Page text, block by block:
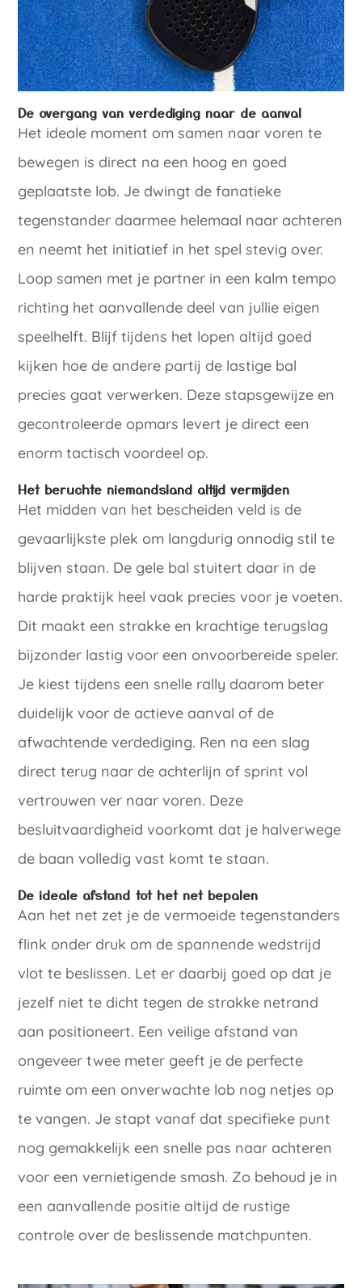
De overgang van verdediging naar de aanval
Het ideale moment om samen naar voren te
bewegen is direct na een hoog en goed
geplaatste lob. Je dwingt de fanatieke
tegenstander daarmee helemaal naar achteren
en neemt het initiatief in het spel stevig over.
Loop samen met je partner in een kalm tempo
richting het aanvallende deel van jullie eigen
speelhelft. Blijf tijdens het lopen altijd goed
kijken hoe de andere partij de lastige bal
precies gaat verwerken. Deze stapsgewijze en
gecontroleerde opmars levert je direct een
enorm tactisch voordeel op.
Het beruchte niemandsland altijd vermijden
Het midden van het bescheiden veld is de
gevaarlijkste plek om langdurig onnodig stil te
blijven staan. De gele bal stuitert daar in de
harde praktijk heel vaak precies voor je voeten.
Dit maakt een strakke en krachtige terugslag
bijzonder lastig voor een onvoorbereide speler.
Je kiest tijdens een snelle rally daarom beter
duidelijk voor de actieve aanval of de
afwachtende verdediging. Ren na een slag
direct terug naar de achterlijn of sprint vol
vertrouwen ver naar voren. Deze
besluitvaardigheid voorkomt dat je halverwege
de baan volledig vast komt te staan.
De ideale afstand tot het net bepalen
Aan het net zet je de vermoeide tegenstanders
flink onder druk om de spannende wedstrijd
vlot te beslissen. Let er daarbij goed op dat je
jezelf niet te dicht tegen de strakke netrand
aan positioneert. Een veilige afstand van
ongeveer twee meter geeft je de perfecte
ruimte om een onverwachte lob nog netjes op
te vangen. Je stapt vanaf dat specifieke punt
nog gemakkelijk een snelle pas naar achteren
voor een vernietigende smash. Zo behoud je in
een aanvallende positie altijd de rustige
controle over de beslissende matchpunten.